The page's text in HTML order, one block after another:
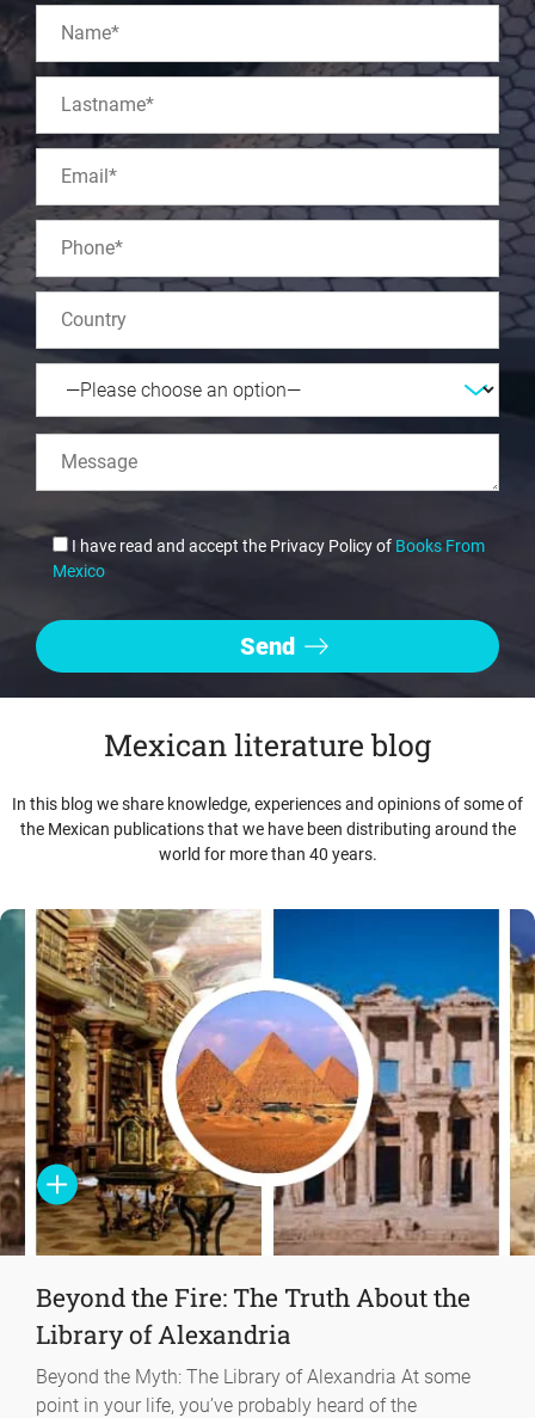
I have read and accept the Privacy Policy of Books From
Mexico
Mexican literature blog
In this blog we share knowledge, experiences and opinions of some of
the Mexican publications that we have been distributing around the
world for more than 40 years.
Beyond the Fire: The Truth About the
Library of Alexandria
Beyond the Myth: The Library of Alexandria At some
point in your life, you’ve probably heard of the